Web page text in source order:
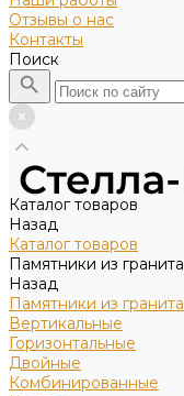
Отзывы о нас
Контакты
Поиск
Каталог товаров
Назад
Каталог товаров
Памятники из гранита
Назад
Памятники из гранита
Вертикальные
Горизонтальные
Двойные
Комбинированные